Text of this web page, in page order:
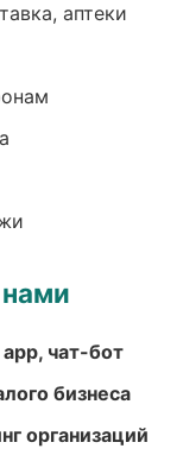
аптеки
чат-бот
бизнеса
организаций